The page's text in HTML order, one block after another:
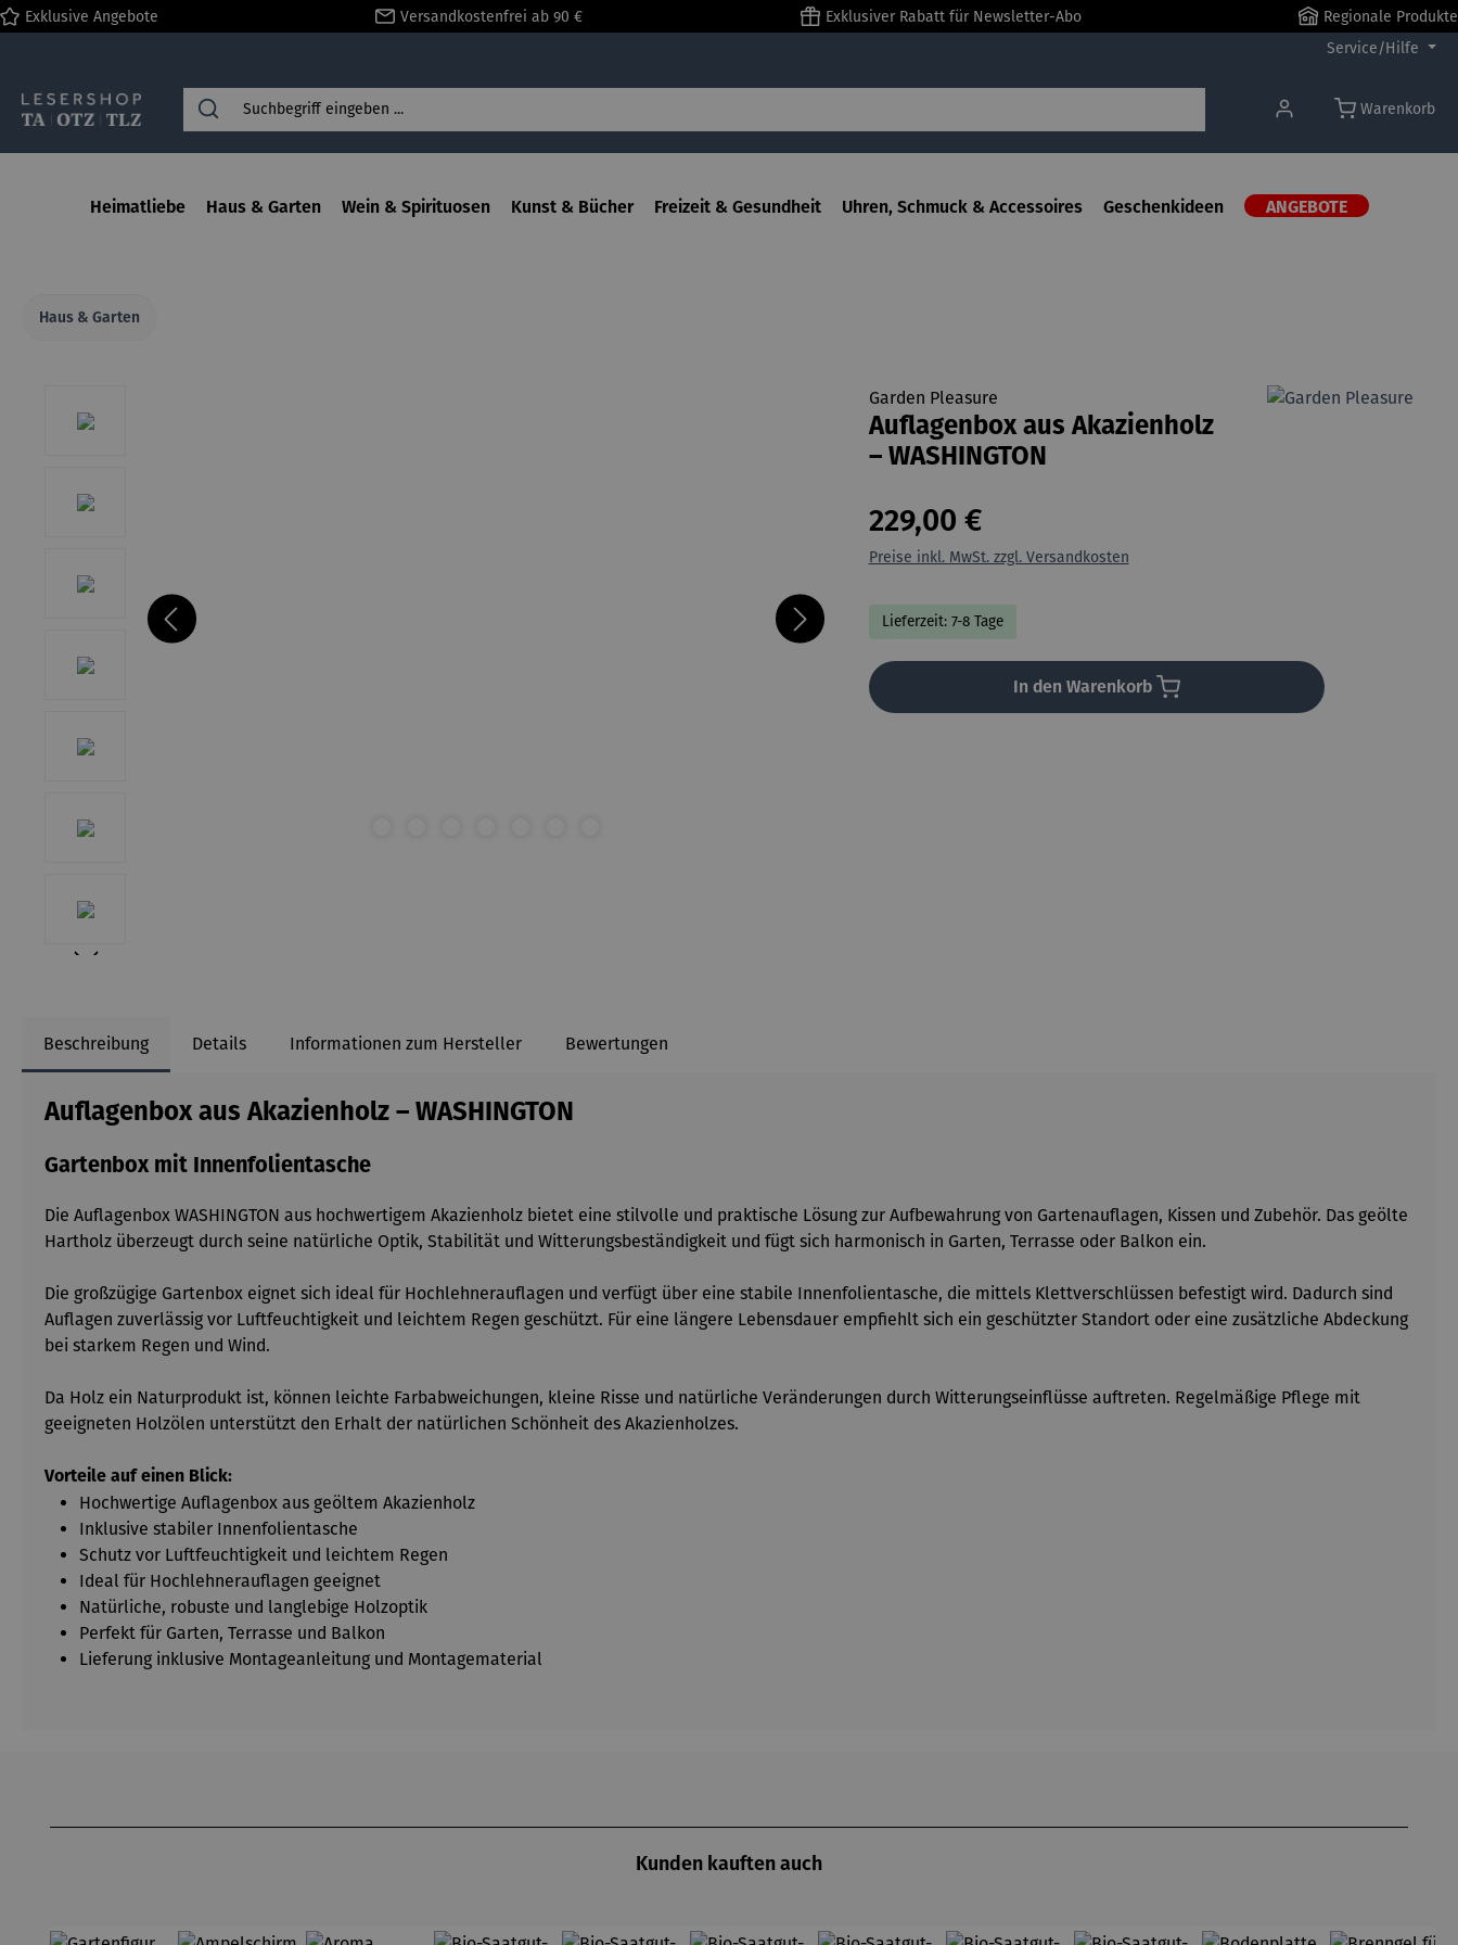
Zur Hauptnavigation springen
Exklusive Angebote Versandkostenfrei ab 90 € Exklusiver Rabatt für Newsletter-Abo
Regionale Produkte
Service/Hilfe
Warenkorb
Heimatliebe Haus & Garten Wein & Spirituosen Kunst & Bücher Freizeit & Gesundheit Uhren, Schmuck & Accessoires Geschenkideen ANGEBOTE
Haus & Garten
Garden Pleasure
Auflagenbox aus Akazienholz
– WASHINGTON
229,00 €
Preise inkl. MwSt. zzgl. Versandkosten
Lieferzeit: 7-8 Tage
In den Warenkorb
Beschreibung Details Informationen zum Hersteller Bewertungen
Auflagenbox aus Akazienholz – WASHINGTON
Gartenbox mit Innenfolientasche
Die Auflagenbox WASHINGTON aus hochwertigem Akazienholz bietet eine stilvolle und praktische Lösung zur Aufbewahrung von Gartenauflagen, Kissen und Zubehör. Das geölte
Hartholz überzeugt durch seine natürliche Optik, Stabilität und Witterungsbeständigkeit und fügt sich harmonisch in Garten, Terrasse oder Balkon ein.
Die großzügige Gartenbox eignet sich ideal für Hochlehnerauflagen und verfügt über eine stabile Innenfolientasche, die mittels Klettverschlüssen befestigt wird. Dadurch sind
Auflagen zuverlässig vor Luftfeuchtigkeit und leichtem Regen geschützt. Für eine längere Lebensdauer empfiehlt sich ein geschützter Standort oder eine zusätzliche Abdeckung
bei starkem Regen und Wind.
Da Holz ein Naturprodukt ist, können leichte Farbabweichungen, kleine Risse und natürliche Veränderungen durch Witterungseinflüsse auftreten. Regelmäßige Pflege mit
geeigneten Holzölen unterstützt den Erhalt der natürlichen Schönheit des Akazienholzes.
Vorteile auf einen Blick:
Hochwertige Auflagenbox aus geöltem Akazienholz
Inklusive stabiler Innenfolientasche
Schutz vor Luftfeuchtigkeit und leichtem Regen
Ideal für Hochlehnerauflagen geeignet
Natürliche, robuste und langlebige Holzoptik
Perfekt für Garten, Terrasse und Balkon
Lieferung inklusive Montageanleitung und Montagematerial
Kunden kauften auch